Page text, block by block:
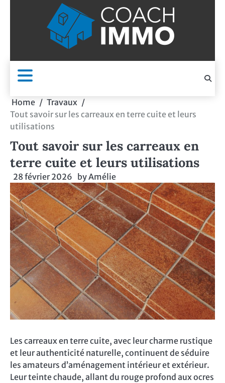
Home
Travaux
Tout savoir sur les carreaux en terre cuite et leurs
utilisations
Tout savoir sur les carreaux en
terre cuite et leurs utilisations
28 février 2026 byAmélie
Les carreaux en terre cuite, avec leur charme rustique
et leur authenticité naturelle, continuent de séduire
les amateurs d’aménagement intérieur et extérieur.
Leur teinte chaude, allant du rouge profond aux ocres